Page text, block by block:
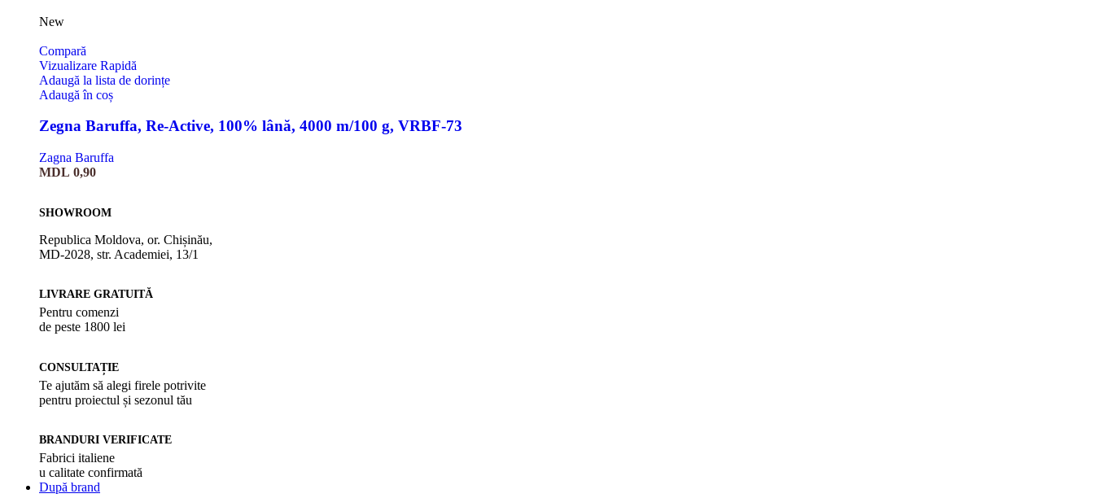
New
Compară
Vizualizare Rapidă
Adaugă la lista de dorințe
Adaugă în coș
Zegna Baruffa, Re-Active, 100% lână, 4000 m/100 g, VRBF-73
Zagna Baruffa
MDL 0,90
SHOWROOM
Republica Moldova, or. Chișinău,
MD-2028, str. Academiei, 13/1
LIVRARE GRATUITĂ
Pentru comenzi
de peste 1800 lei
CONSULTAȚIE
Te ajutăm să alegi firele potrivite
pentru proiectul și sezonul tău
BRANDURI VERIFICATE
Fabrici italiene
u calitate confirmată
După brand